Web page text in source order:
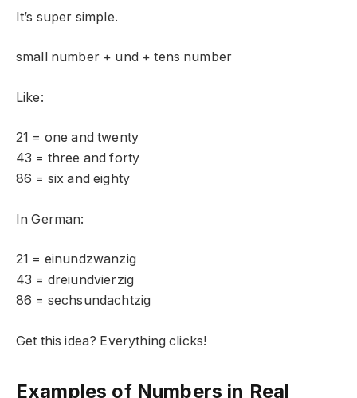
It’s super simple.
small number + und + tens number
Like:
21 = one and twenty
43 = three and forty
86 = six and eighty
In German:
21 = einundzwanzig
43 = dreiundvierzig
86 = sechsundachtzig
Get this idea? Everything clicks!
Examples of Numbers in Real